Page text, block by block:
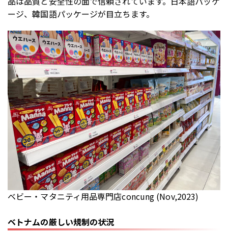
ージ、韓国語パッケージが目立ちます。
ベビー・マタニティ用品専門店concung (Nov,2023)
ベトナムの厳しい規制の状況